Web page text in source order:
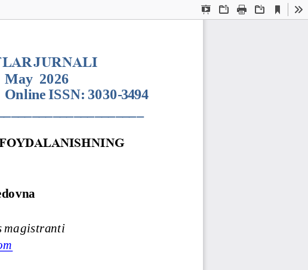
Presentation
OpenPrint Download
Current
View
JURNALI
May  2026
Online ISSN: 3030-3494
magistranti